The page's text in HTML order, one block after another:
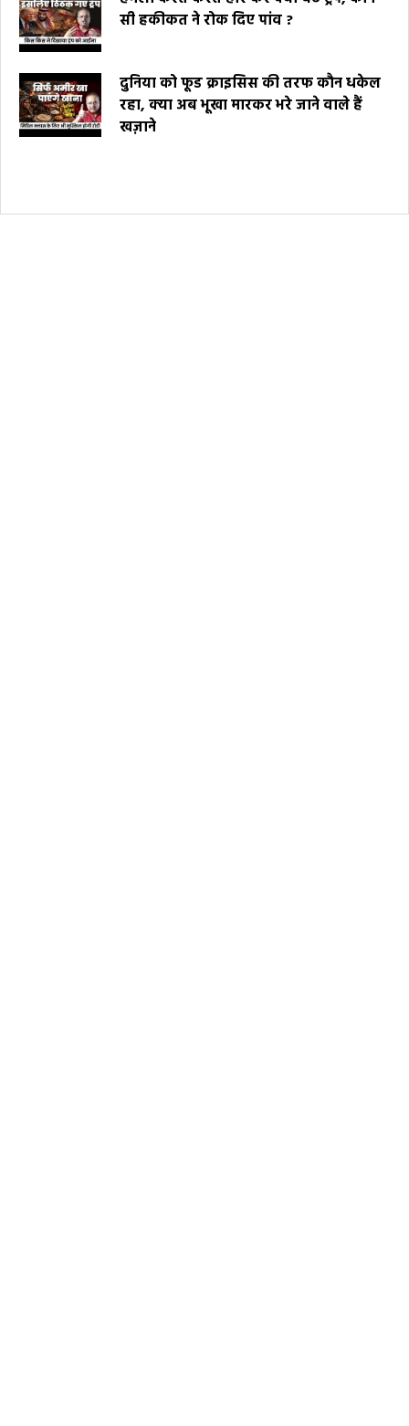
सी हकीकत ने रोक दिए पांव ?
दुनिया को फूड क्राइसिस की तरफ कौन धकेल
रहा, क्या अब भूखा मारकर भरे जाने वाले हैं
खज़ाने